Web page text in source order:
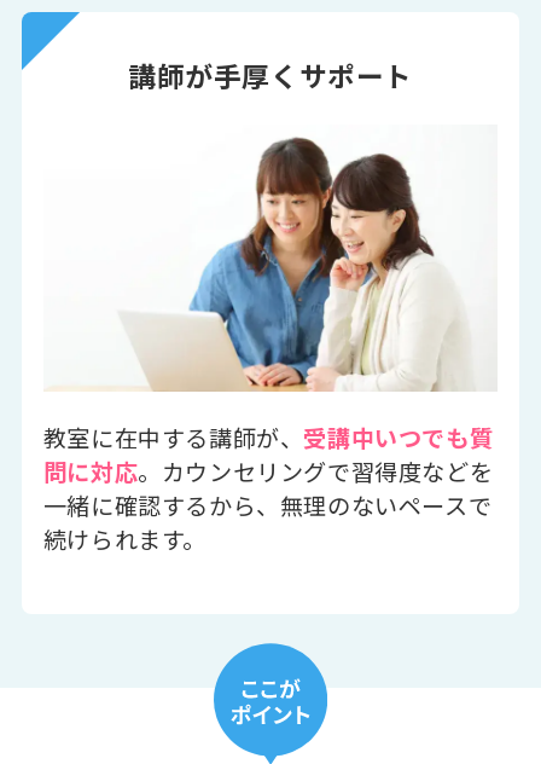
講師が手厚くサポート
教室に在中する講師が、 受講中いつでも質
問に対応。カウンセリングで習得度などを
一緒に確認するから、無理のないペースで
続けられます。